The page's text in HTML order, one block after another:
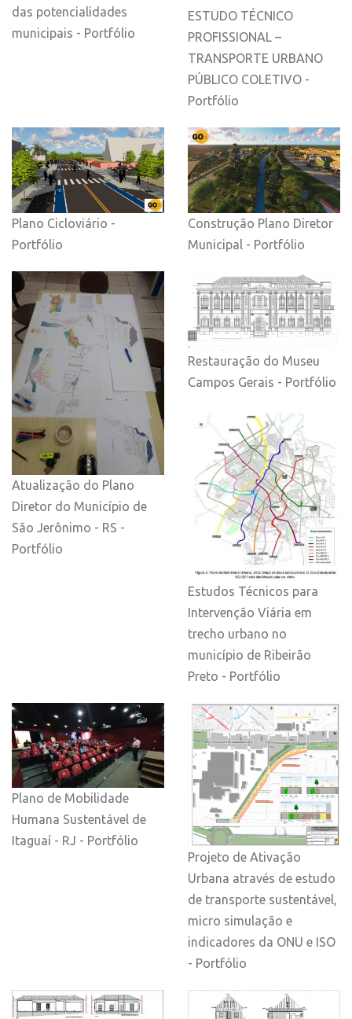
das potencialidades
municipais - Portfólio
ESTUDO TÉCNICO
PROFISSIONAL –
TRANSPORTE URBANO
PÚBLICO COLETIVO -
Portfólio
Plano Cicloviário -
Portfólio
Construção Plano Diretor
Municipal - Portfólio
Atualização do Plano
Diretor do Município de
São Jerônimo - RS -
Portfólio
Restauração do Museu
Campos Gerais - Portfólio
Estudos Técnicos para
Intervenção Viária em
trecho urbano no
município de Ribeirão
Preto - Portfólio
Plano de Mobilidade
Humana Sustentável de
Itaguaí - RJ - Portfólio
Projeto de Ativação
Urbana através de estudo
de transporte sustentável,
micro simulação e
indicadores da ONU e ISO
- Portfólio